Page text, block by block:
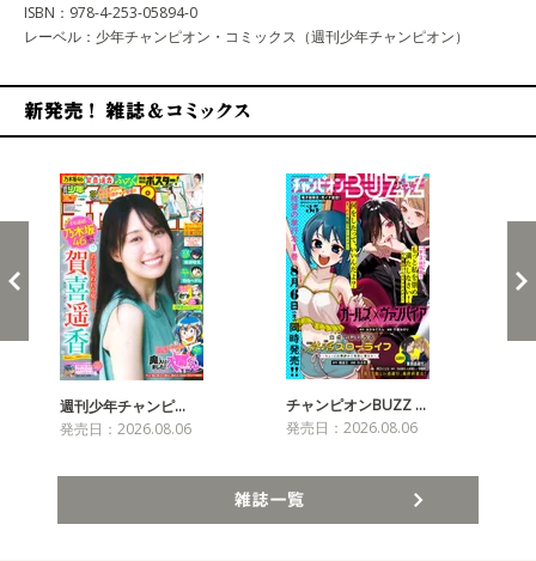
ISBN：978-4-253-05894-0
レーベル：少年チャンピオン・コミックス（週刊少年チャンピオン）
週刊少年チャンピ…
発売日：2026.08.06
チャンピオンBUZZ …
発売日：2026.08.06